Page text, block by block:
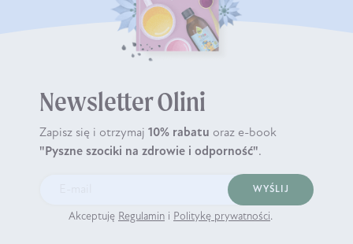
Newsletter Olini
Zapisz się i otrzymaj 10% rabatu oraz e-book
"Pyszne szociki na zdrowie i odporność".
WYŚLIJ
Akceptuję Regulamin i Politykę prywatności.